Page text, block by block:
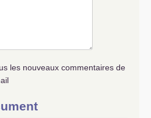
les nouveaux commentaires de